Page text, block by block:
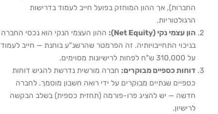
החברות), אך ההון המוחזק בפועל חייב לעמוד בדרישות
הרגולטוריות.
הון עצמי נקי (Net Equity):
ההון העצמי הנקי הוא נכסי החברה
בניכוי התחייבויותיה. זה הפרמטר שהרשנ"ע בוחנת — חייב לעמוד
על 310,000 ש"ח לפחות לרישיונות מסוימים.
דוחות כספיים מבוקרים: חברה מורשית נדרשת להגיש דוחות
כספיים שנתיים מבוקרים על ידי רואה חשבון מוסמך. לחברה
חדשה — יש להציג פרו-פורמה (תחזית כספית) בשלב הבקשה
לרישיון.